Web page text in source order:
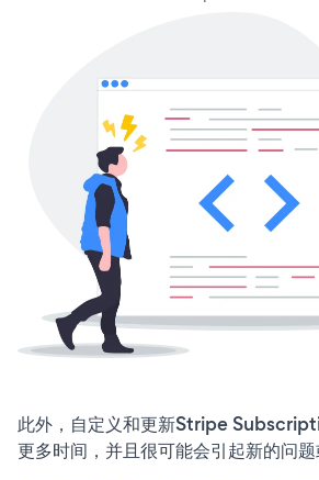
此外，自定义和更新Stripe
更多时间，并且很可能会引起新的问题